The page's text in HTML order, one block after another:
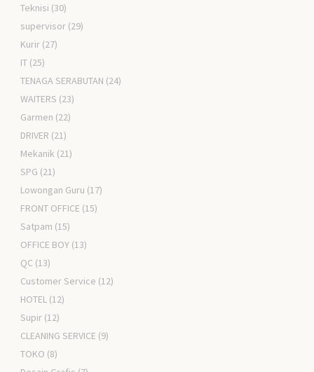
Teknisi (30)
supervisor (29)
Kurir (27)
IT (25)
TENAGA SERABUTAN (24)
WAITERS (23)
Garmen (22)
DRIVER (21)
Mekanik (21)
SPG (21)
Lowongan Guru (17)
FRONT OFFICE (15)
Satpam (15)
OFFICE BOY (13)
QC (13)
Customer Service (12)
HOTEL (12)
Supir (12)
CLEANING SERVICE (9)
TOKO (8)